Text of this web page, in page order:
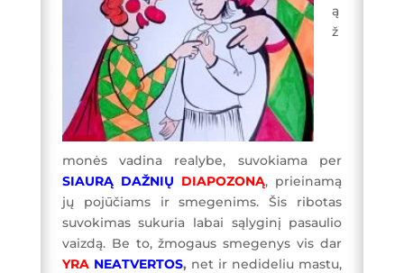
ą
ž
monės vadina realybe, suvokiama per
SIAURĄ DAŽNIŲ DIAPOZONĄ, prieinamą
jų pojūčiams ir smegenims. Šis ribotas
suvokimas sukuria labai sąlyginį pasaulio
vaizdą. Be to, žmogaus smegenys vis dar
YRA NEATVERTOS, net ir nedideliu mastu,